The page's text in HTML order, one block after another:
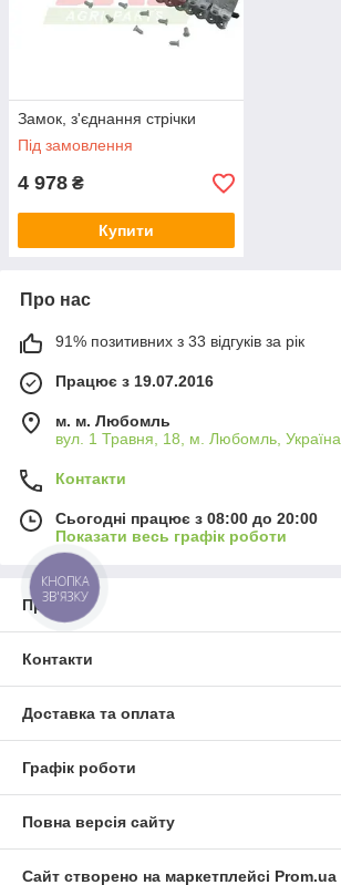
Замок, з'єднання стрічки
Під замовлення
4 978 ₴
Купити
Про нас
91% позитивних з 33 відгуків за рік
Працює з 19.07.2016
м. м. Любомль
вул. 1 Травня, 18, м. Любомль, Україна
Контакти
Сьогодні працює з 08:00 до 20:00
Показати весь графік роботи
Про нас
Контакти
Доставка та оплата
Графік роботи
Повна версія сайту
Сайт створено на маркетплейсі Prom.ua
КНОПКА
ЗВ'ЯЗКУ